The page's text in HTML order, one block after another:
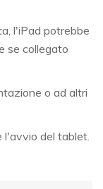
l'iPad potrebbe
se collegato
o ad altri
l'avvio del tablet.